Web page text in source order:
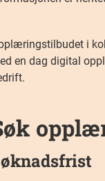
i
en dag digital